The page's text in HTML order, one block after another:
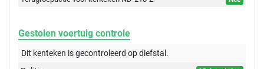
Gestolen voertuig controle
Dit kenteken is gecontroleerd opdiefstal.